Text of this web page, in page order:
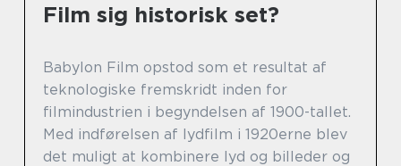
Film sig historisk set?
Babylon Film opstod som et resultat af
teknologiske fremskridt inden for
filmindustrien i begyndelsen af 1900-tallet.
Med indførelsen af lydfilm i 1920erne blev
det muligt at kombinere lyd og billeder og